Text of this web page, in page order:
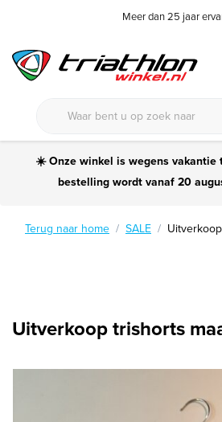
Meer dan 25 jaar
☀️ Onze winkel is wegens
bestelling wordt vanaf 20
Terug naar home SALE
Uitverkoop trishorts